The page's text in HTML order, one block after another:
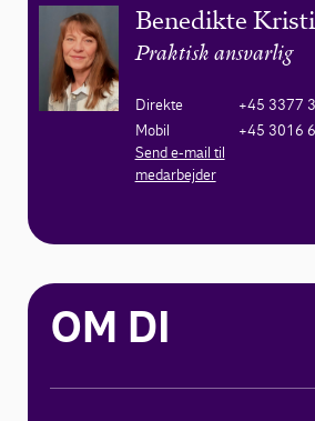
Benedikte
Praktisk ansvarlig
Direkte
+45 3377
Mobil
+45 3016
Send e-mail til
medarbejder
OM DI